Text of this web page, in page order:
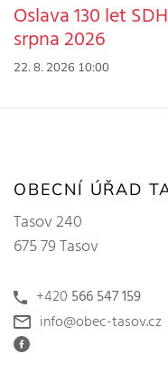
22. 8. 2026 10:00
Oslava 130 let
srpna 2026
OBECNÍ ÚŘAD
Tasov 240
675 79 Tasov
+420 566 547 159
info@obec-tasov.cz